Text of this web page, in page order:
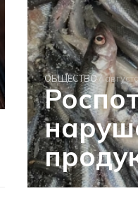
ОБЩЕСТВО7